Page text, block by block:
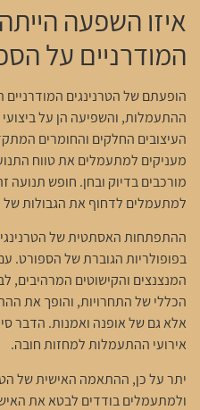
איזו השפעה
המודרניים על
הופעתם של הטרנינגים
ההתעמלות, והשפיעה הן על
העיצובים החלקים והחומרים
מעניקים למתעמלים את טווח
מורכבים בדיוק ובחן. חופש
למתעמלים לדחוף את הגבולות של
ההתפתחות האסתטית של
בפופולריות הגוברת של הספורט.
המנצנצים והקישוטים
הכללי של התחרויות, והופך את
אלא גם של אופנה ואמנות. הדבר
אירועי ההתעמלות למחזות חובה.
יתר על כן, ההתאמה האישית של
ולמתעמלים בודדים לבטא את